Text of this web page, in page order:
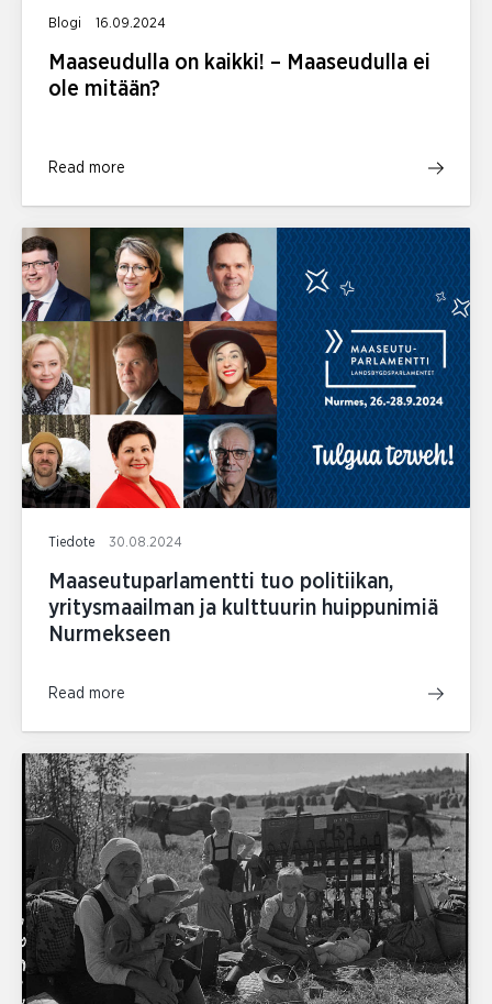
Blogi 16.09.2024
Maaseudulla on kaikki! – Maaseudulla ei
ole mitään?
Read more
Tiedote 30.08.2024
Maaseutuparlamentti tuo politiikan,
yritysmaailman ja kulttuurin huippunimiä
Nurmekseen
Read more